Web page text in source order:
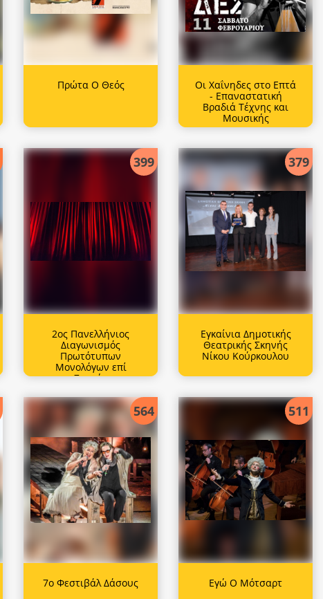
Πρώτα Ο Θεός
Οι Χαΐνηδες στο Επτά
- Επαναστατική
Βραδιά Τέχνης και
Μουσικής
399
2ος Πανελλήνιος
Διαγωνισμός
Πρωτότυπων
Μονολόγων επί
Σκηνής
379
Εγκαίνια Δημοτικής
Θεατρικής Σκηνής
Νίκου Κούρκουλου
564
7ο Φεστιβάλ Δάσους
511
Εγώ Ο Μότσαρτ